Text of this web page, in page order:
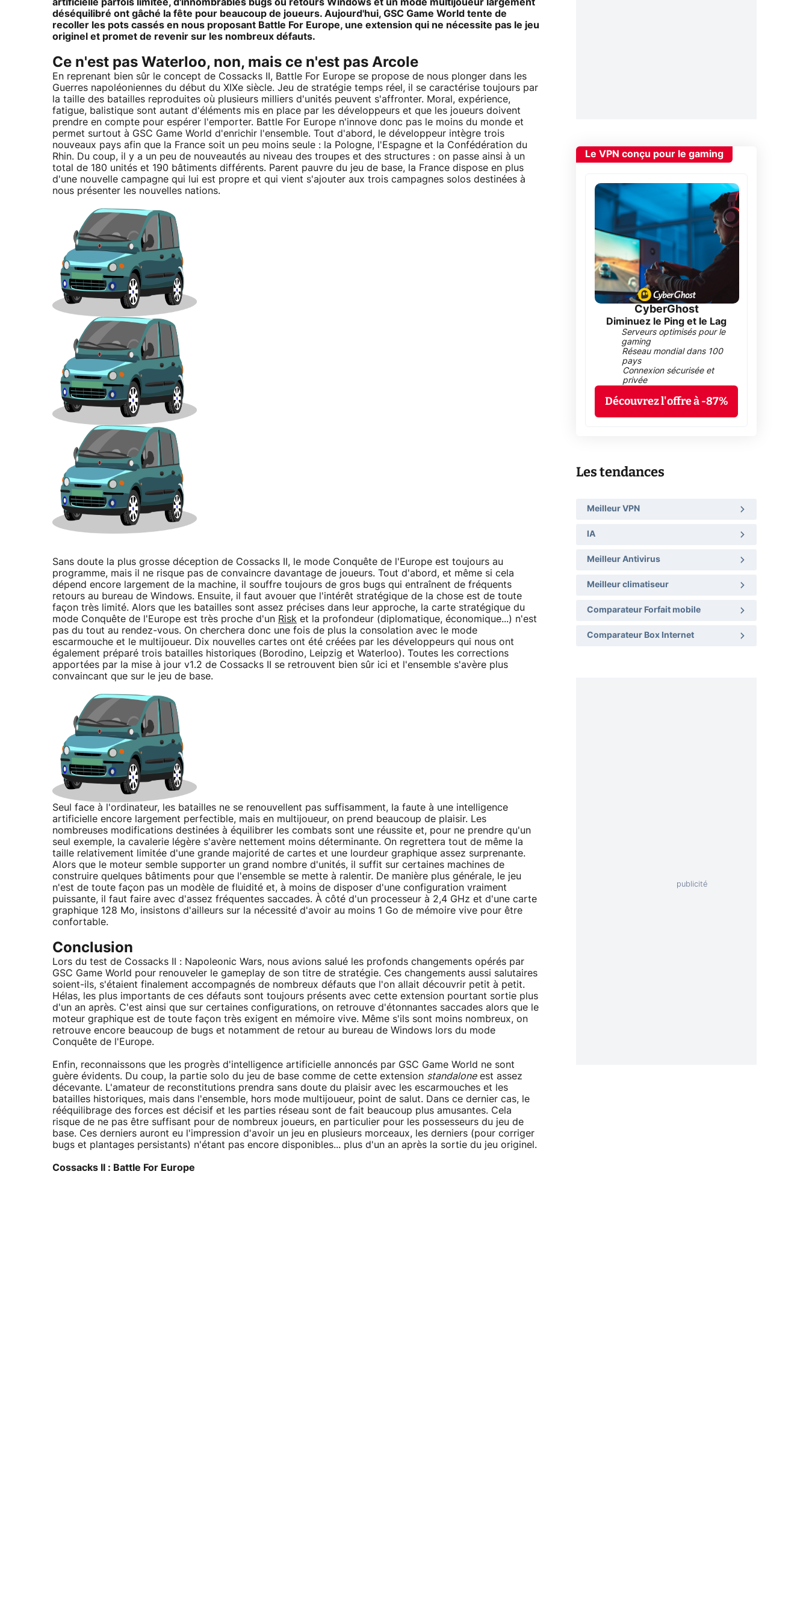
artificielle parfois limitée, d'innombrables bugs ou retours Windows et un mode multijoueur largement
déséquilibré ont gâché la fête pour beaucoup de joueurs. Aujourd'hui, GSC Game World tente de
recoller les pots cassés en nous proposant Battle For Europe, une extension qui ne nécessite pas le jeu
originel et promet de revenir sur les nombreux défauts.
Ce n'est pas Waterloo, non, mais ce n'est pas Arcole
En reprenant bien sûr le concept de Cossacks II, Battle For Europe se propose de nous plonger dans les
Guerres napoléoniennes du début du XIXe siècle. Jeu de stratégie temps réel, il se caractérise toujours par
la taille des batailles reproduites où plusieurs milliers d'unités peuvent s'affronter. Moral, expérience,
fatigue, balistique sont autant d'éléments mis en place par les développeurs et que les joueurs doivent
prendre en compte pour espérer l'emporter. Battle For Europe n'innove donc pas le moins du monde et
permet surtout à GSC Game World d'enrichir l'ensemble. Tout d'abord, le développeur intègre trois
nouveaux pays afin que la France soit un peu moins seule : la Pologne, l'Espagne et la Confédération du
Rhin. Du coup, il y a un peu de nouveautés au niveau des troupes et des structures : on passe ainsi à un
total de 180 unités et 190 bâtiments différents. Parent pauvre du jeu de base, la France dispose en plus
d'une nouvelle campagne qui lui est propre et qui vient s'ajouter aux trois campagnes solos destinées à
nous présenter les nouvelles nations.
Sans doute la plus grosse déception de Cossacks II, le mode Conquête de l'Europe est toujours au
programme, mais il ne risque pas de convaincre davantage de joueurs. Tout d'abord, et même si cela
dépend encore largement de la machine, il souffre toujours de gros bugs qui entraînent de fréquents
retours au bureau de Windows. Ensuite, il faut avouer que l'intérêt stratégique de la chose est de toute
façon très limité. Alors que les batailles sont assez précises dans leur approche, la carte stratégique du
mode Conquête de l'Europe est très proche d'un Risk et la profondeur (diplomatique, économique...) n'est
pas du tout au rendez-vous. On cherchera donc une fois de plus la consolation avec le mode
escarmouche et le multijoueur. Dix nouvelles cartes ont été créées par les développeurs qui nous ont
également préparé trois batailles historiques (Borodino, Leipzig et Waterloo). Toutes les corrections
apportées par la mise à jour v1.2 de Cossacks II se retrouvent bien sûr ici et l'ensemble s'avère plus
convaincant que sur le jeu de base.
Seul face à l'ordinateur, les batailles ne se renouvellent pas suffisamment, la faute à une intelligence
artificielle encore largement perfectible, mais en multijoueur, on prend beaucoup de plaisir. Les
nombreuses modifications destinées à équilibrer les combats sont une réussite et, pour ne prendre qu'un
seul exemple, la cavalerie légère s'avère nettement moins déterminante. On regrettera tout de même la
taille relativement limitée d'une grande majorité de cartes et une lourdeur graphique assez surprenante.
Alors que le moteur semble supporter un grand nombre d'unités, il suffit sur certaines machines de
construire quelques bâtiments pour que l'ensemble se mette à ralentir. De manière plus générale, le jeu
n'est de toute façon pas un modèle de fluidité et, à moins de disposer d'une configuration vraiment
puissante, il faut faire avec d'assez fréquentes saccades. À côté d'un processeur à 2,4 GHz et d'une carte
graphique 128 Mo, insistons d'ailleurs sur la nécessité d'avoir au moins 1 Go de mémoire vive pour être
confortable.
Conclusion
Lors du test de Cossacks II : Napoleonic Wars, nous avions salué les profonds changements opérés par
GSC Game World pour renouveler le gameplay de son titre de stratégie. Ces changements aussi salutaires
soient-ils, s'étaient finalement accompagnés de nombreux défauts que l'on allait découvrir petit à petit.
Hélas, les plus importants de ces défauts sont toujours présents avec cette extension pourtant sortie plus
d'un an après. C'est ainsi que sur certaines configurations, on retrouve d'étonnantes saccades alors que le
moteur graphique est de toute façon très exigent en mémoire vive. Même s'ils sont moins nombreux, on
retrouve encore beaucoup de bugs et notamment de retour au bureau de Windows lors du mode
Conquête de l'Europe.
Enfin, reconnaissons que les progrès d'intelligence artificielle annoncés par GSC Game World ne sont
guère évidents. Du coup, la partie solo du jeu de base comme de cette extension standaloneest assez
décevante. L'amateur de reconstitutions prendra sans doute du plaisir avec les escarmouches et les
batailles historiques, mais dans l'ensemble, hors mode multijoueur, point de salut. Dans ce dernier cas, le
rééquilibrage des forces est décisif et les parties réseau sont de fait beaucoup plus amusantes. Cela
risque de ne pas être suffisant pour de nombreux joueurs, en particulier pour les possesseurs du jeu de
base. Ces derniers auront eu l'impression d'avoir un jeu en plusieurs morceaux, les derniers (pour corriger
bugs et plantages persistants) n'étant pas encore disponibles... plus d'un an après la sortie du jeu originel.
Cossacks II : Battle For Europe
Le VPN conçu pour le gaming
CyberGhost
Diminuez le Ping et le Lag
Serveurs optimisés pour le
gaming
Réseau mondial dans 100
pays
Connexion sécurisée et
privée
Découvrez l'offre à -87%
Les tendances
Meilleur VPN
IA
Meilleur Antivirus
Meilleur climatiseur
Comparateur Forfait mobile
Comparateur Box Internet